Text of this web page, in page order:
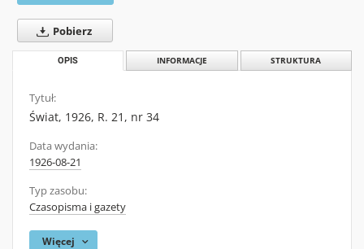
Pobierz
OPIS INFORMACJE STRUKTURA
Tytuł:
Świat, 1926, R. 21, nr 34
Data wydania:
1926-08-21
Typ zasobu:
Czasopisma i gazety
Więcej